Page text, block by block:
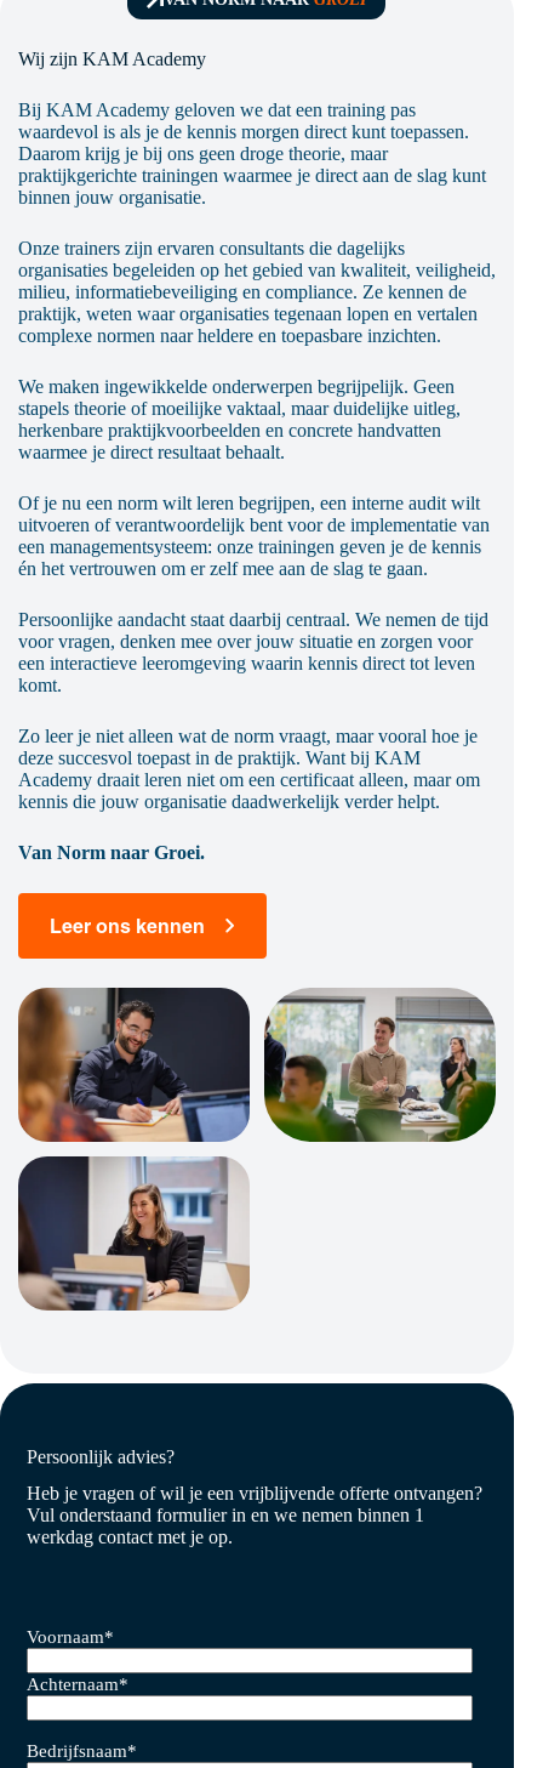
Wij zijn KAM Academy
Bij KAM Academy geloven we dat een training pas
waardevol is als je de kennis morgen direct kunt toepassen.
Daarom krijg je bij ons geen droge theorie, maar
praktijkgerichte trainingen waarmee je direct aan de slag kunt
binnen jouw organisatie.
Onze trainers zijn ervaren consultants die dagelijks
organisaties begeleiden op het gebied van kwaliteit, veiligheid,
milieu, informatiebeveiliging en compliance. Ze kennen de
praktijk, weten waar organisaties tegenaan lopen en vertalen
complexe normen naar heldere en toepasbare inzichten.
We maken ingewikkelde onderwerpen begrijpelijk. Geen
stapels theorie of moeilijke vaktaal, maar duidelijke uitleg,
herkenbare praktijkvoorbeelden en concrete handvatten
waarmee je direct resultaat behaalt.
Of je nu een norm wilt leren begrijpen, een interne audit wilt
uitvoeren of verantwoordelijk bent voor de implementatie van
een managementsysteem: onze trainingen geven je de kennis
én het vertrouwen om er zelf mee aan de slag te gaan.
Persoonlijke aandacht staat daarbij centraal. We nemen de tijd
voor vragen, denken mee over jouw situatie en zorgen voor
een interactieve leeromgeving waarin kennis direct tot leven
komt.
Zo leer je niet alleen wat de norm vraagt, maar vooral hoe je
deze succesvol toepast in de praktijk. Want bij KAM
Academy draait leren niet om een certificaat alleen, maar om
kennis die jouw organisatie daadwerkelijk verder helpt.
Van Norm naar Groei.
Leer ons kennen
Persoonlijk advies?
Heb je vragen of wil je een vrijblijvende offerte ontvangen?
Vul onderstaand formulier in en we nemen binnen 1
werkdag contact met je op.
Voornaam*
Achternaam*
Bedrijfsnaam*